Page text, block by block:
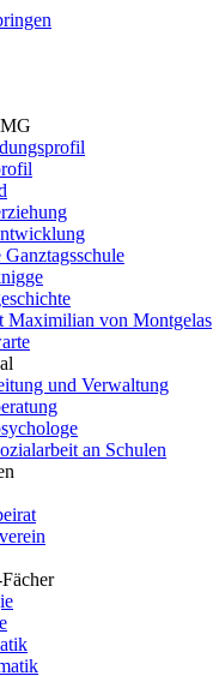
Maximilian von Montgelas
und Verwaltung
an Schulen